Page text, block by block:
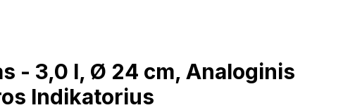
- 3,0 l, Ø 24 cm, Analoginis
Indikatorius